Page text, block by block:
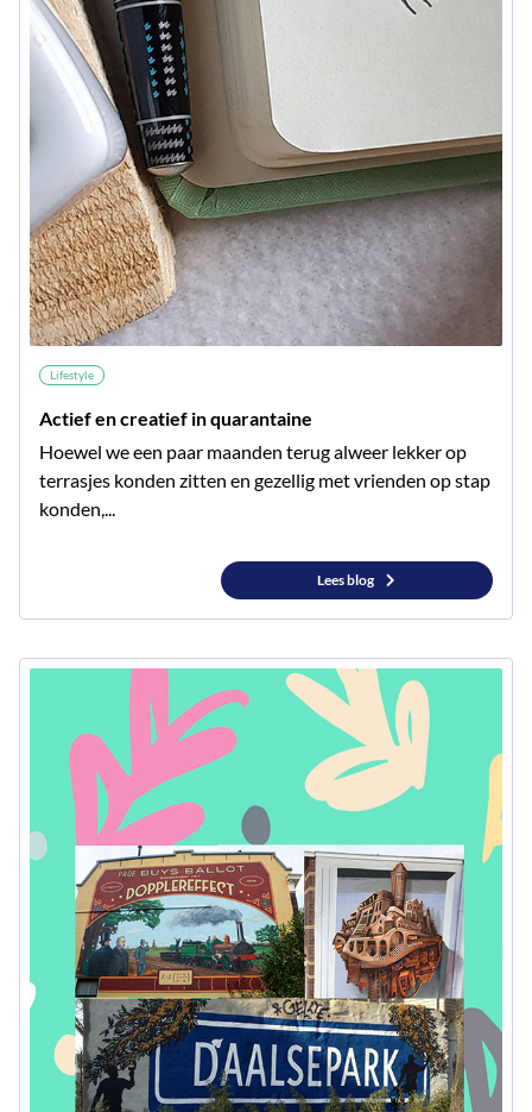
Lifestyle
Actief en creatief in quarantaine
Hoewel we een paar maanden terug alweer lekker op
terrasjes konden zitten en gezellig met vrienden op stap
konden,...
Lees blog